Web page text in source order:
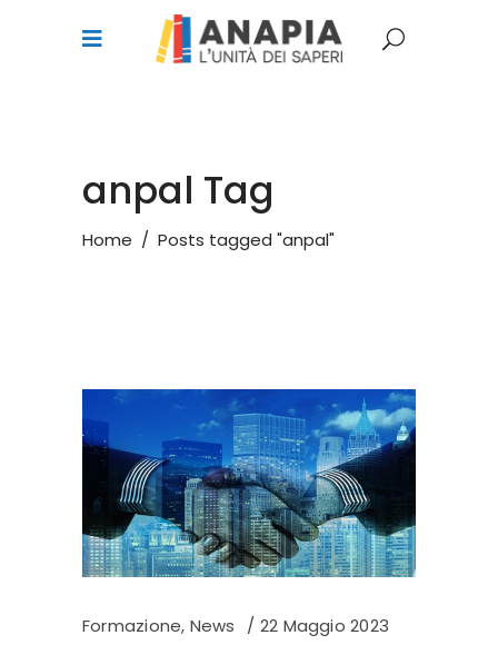
anpal Tag
Home / Posts tagged "anpal"
Formazione, News 22 Maggio 2023